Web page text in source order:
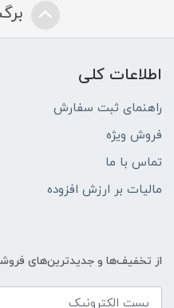
اطلاعات کلی
راهنمای ثبت سفارش
فروش ویژه
تماس با ما
مالیات بر ارزش افزوده
از تخفیف‌ها و جدیدترین‌های